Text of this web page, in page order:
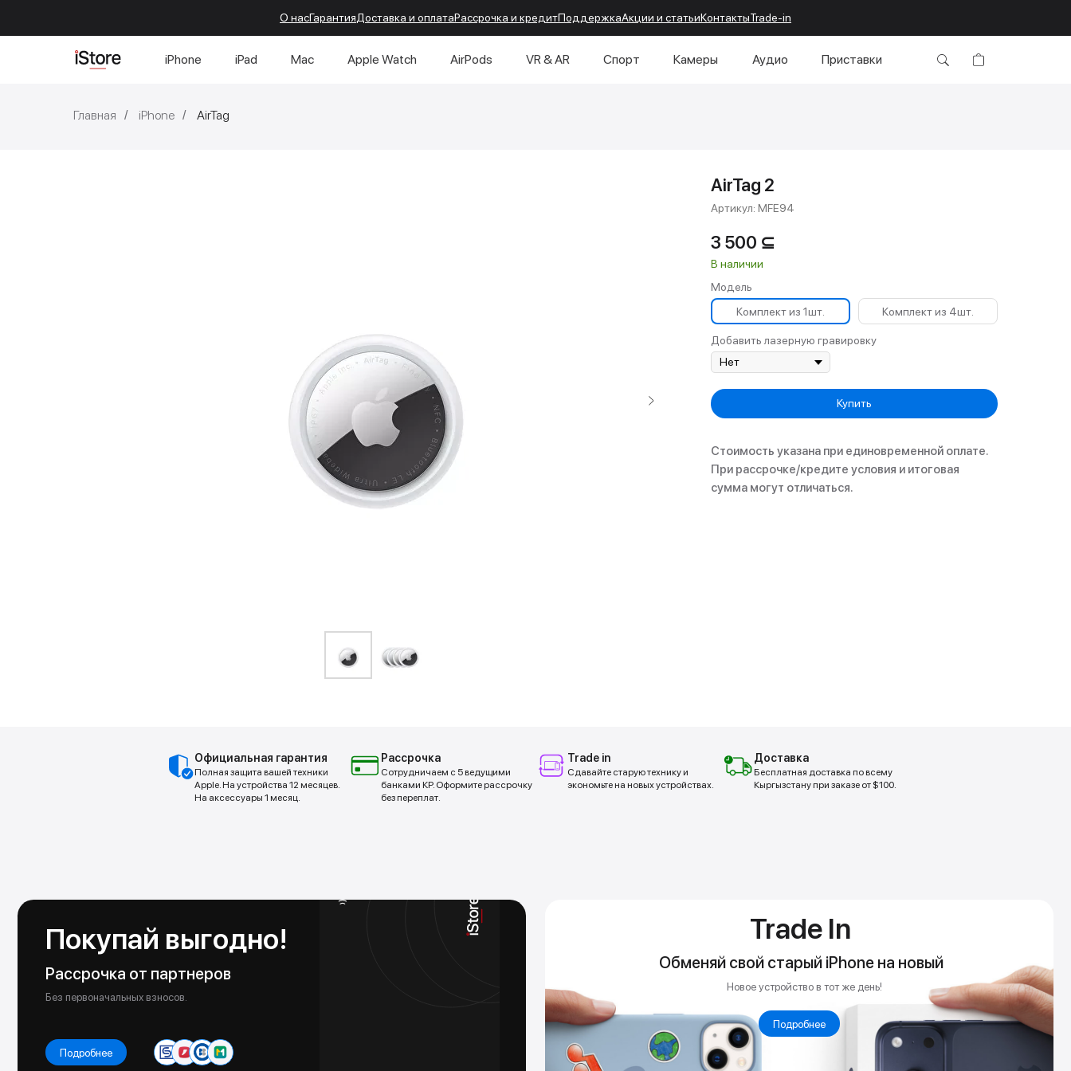
О насГарантияДоставка и оплатаРассрочка и кредитПоддержкаАкции и статьиКонтактыTrade-in
iPhone iPad Mac Apple Watch AirPods VR & AR Спорт Камеры Аудио Приставки
Главная / iPhone / AirTag
AirTag 2
Артикул: MFE94
3 500 ⊆
В наличии
Модель
Комплект из 1шт.
Комплект из 4шт.
Добавить лазерную гравировку
Купить
Стоимость указана при единовременной оплате.
При рассрочке/кредите условия и итоговая
сумма могут отличаться.
Официальная гарантия
Полная защита вашей техники
Apple. На устройства 12 месяцев.
На аксессуары 1 месяц.
Рассрочка
Сотрудничаем с 5 ведущими
банками КР. Оформите рассрочку
без переплат.
Trade in
Сдавайте старую технику и
экономьте на новых устройствах.
Доставка
Бесплатная доставка по всему
Кыргызстану при заказе от $100.
Подробнее